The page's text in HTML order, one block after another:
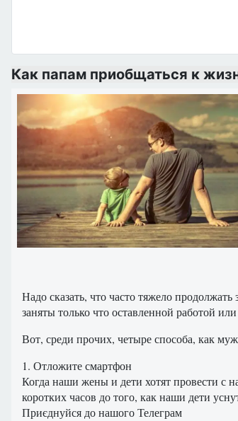
Как папам приобщаться к
Надо сказать, что часто тяжело
заняты только что оставленной работой
Вот, среди прочих, четыре способа, как
1. Отложите смартфон
Когда наши жены и дети хотят провести с
коротких часов до того, как наши дети
Приєднуйся до нашого Телеграм